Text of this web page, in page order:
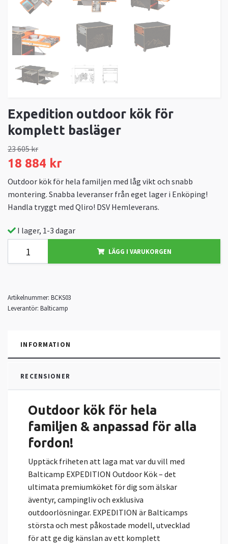
Expedition outdoor kök för
komplett basläger
23 605 kr
18 884 kr
Outdoor kök för hela familjen med låg vikt och snabb
montering. Snabba leveranser från eget lager i Enköping!
Handla tryggt med Qliro! DSV Hemleverans.
I lager, 1-3 dagar
LÄGG I VARUKORGEN
Artikelnummer: BCKS03
Leverantör: Balticamp
INFORMATION
RECENSIONER
Outdoor kök för hela
familjen & anpassad för alla
fordon!
Upptäck friheten att laga mat var du vill med
Balticamp EXPEDITION Outdoor Kök – det
ultimata premiumköket för dig som älskar
äventyr, campingliv och exklusiva
outdoorlösningar. EXPEDITION är Balticamps
största och mest påkostade modell, utvecklad
för att ge dig känslan av ett komplett